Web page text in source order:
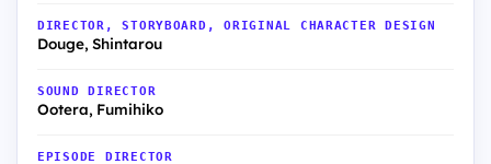
DIRECTOR, STORYBOARD, ORIGINAL CHARACTER DESIGN
Douge, Shintarou
SOUND DIRECTOR
Ootera, Fumihiko
EPISODE DIRECTOR